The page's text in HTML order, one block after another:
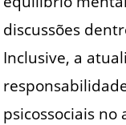
discussões
Inclusive, a
psicossociais